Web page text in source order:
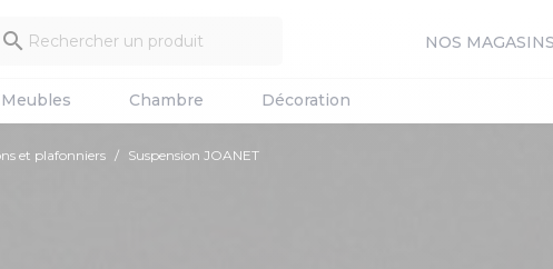
 NOS MAGASINS
Meubles Chambre Décoration
et plafonniers Suspension JOANET